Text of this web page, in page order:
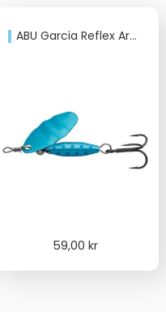
ABU Garcia Reflex Arctic
59,00 kr